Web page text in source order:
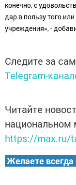
конечно, с
дар в пользу того
учреждения», -
Следите за
Telegram-
Читайте
https://max.ru/
Желаете всегда